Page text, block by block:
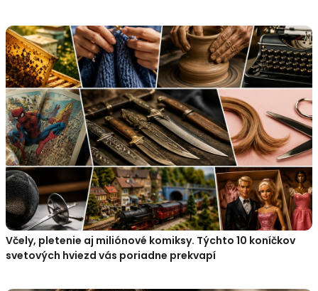
Včely, pletenie aj miliónové komiksy. Týchto 10 koníčkov
svetových hviezd vás poriadne prekvapí